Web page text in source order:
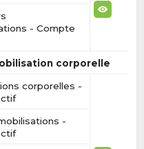
- Compte
corporelle
corporelles -
-